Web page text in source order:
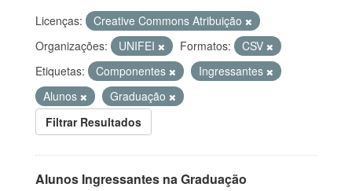
Licenças:
Creative Commons Atribuição
Organizações:
UNIFEI Formatos:
CSV
Etiquetas:
Componentes
Ingressantes
Alunos
Graduação
Filtrar Resultados
Alunos Ingressantes na Graduação